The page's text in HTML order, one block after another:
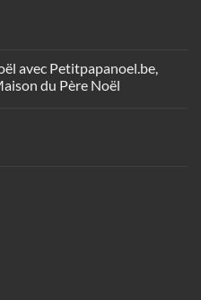
avec Petitpapanoel.be,
du Père Noël